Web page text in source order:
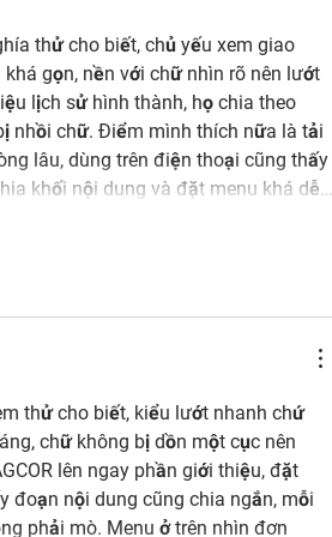
thử cho biết, chủ yếu xem giao
gọn, nền với chữ nhìn rõ nên lướt
lịch sử hình thành, họ chia theo
nhồi chữ. Điểm mình thích nữa là tải
lâu, dùng trên điện thoại cũng thấy
khối nội dung và đặt menu khá dễ…
thử cho biết, kiểu lướt nhanh chứ
chữ không bị dồn một cục nên
lên ngay phần giới thiệu, đặt
đoạn nội dung cũng chia ngắn, mỗi
phải mò. Menu ở trên nhìn đơn